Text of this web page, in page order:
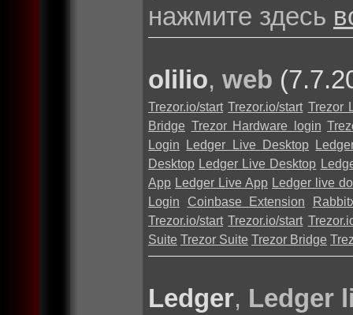
нажмите здесь
olilio, web
Trezor.io/start Trezor.io/start Trezor
Bridge Trezor Hardware login
Login
Ledger Live Desktop
Desktop Ledger Live Desktop
App Ledger Live App Ledger live
Login
Coinbase Extension
Trezor.io/start Trezor.io/start
Suite Trezor Suite Trezor Bridge
Ledger, Ledger